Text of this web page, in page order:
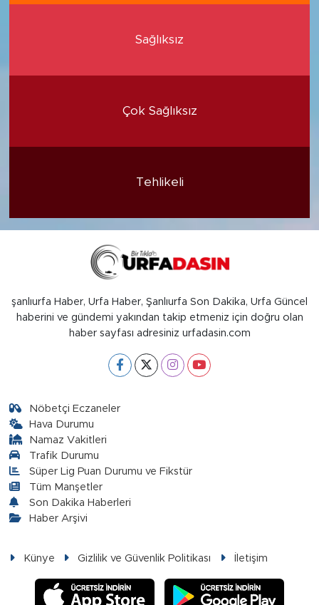
Sağlıksız
Çok Sağlıksız
Tehlikeli
şanlıurfa Haber, Urfa Haber, Şanlıurfa Son Dakika, Urfa Güncel
haberini ve gündemi yakından takip etmeniz için doğru olan
haber sayfası adresiniz urfadasin.com
Nöbetçi Eczaneler
Hava Durumu
Namaz Vakitleri
Trafik Durumu
Süper Lig Puan Durumu ve Fikstür
Tüm Manşetler
Son Dakika Haberleri
Haber Arşivi
Künye Gizlilik ve Güvenlik Politikası İletişim